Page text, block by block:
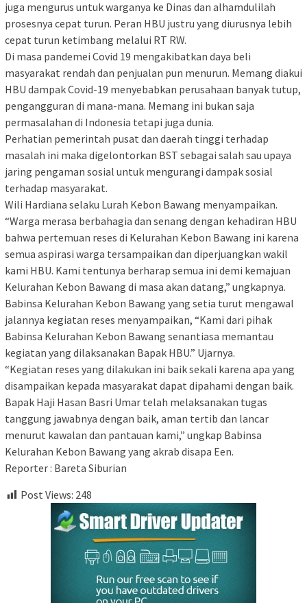
juga mengurus untuk warganya ke Dinas dan alhamdulilah
prosesnya cepat turun. Peran HBU justru yang diurusnya lebih
cepat turun ketimbang melalui RT RW.
Di masa pandemei Covid 19 mengakibatkan daya beli
masyarakat rendah dan penjualan pun menurun. Memang diakui
HBU dampak Covid-19 menyebabkan perusahaan banyak tutup,
pengangguran di mana-mana. Memang ini bukan saja
permasalahan di Indonesia tetapi juga dunia.
Perhatian pemerintah pusat dan daerah tinggi terhadap
masalah ini maka digelontorkan BST sebagai salah sau upaya
jaring pengaman sosial untuk mengurangi dampak sosial
terhadap masyarakat.
Wili Hardiana selaku Lurah Kebon Bawang menyampaikan.
“Warga merasa berbahagia dan senang dengan kehadiran HBU
bahwa pertemuan reses di Kelurahan Kebon Bawang ini karena
semua aspirasi warga tersampaikan dan diperjuangkan wakil
kami HBU. Kami tentunya berharap semua ini demi kemajuan
Kelurahan Kebon Bawang di masa akan datang,” ungkapnya.
Babinsa Kelurahan Kebon Bawang yang setia turut mengawal
jalannya kegiatan reses menyampaikan, “Kami dari pihak
Babinsa Kelurahan Kebon Bawang senantiasa memantau
kegiatan yang dilaksanakan Bapak HBU.” Ujarnya.
“Kegiatan reses yang dilakukan ini baik sekali karena apa yang
disampaikan kepada masyarakat dapat dipahami dengan baik.
Bapak Haji Hasan Basri Umar telah melaksanakan tugas
tanggung jawabnya dengan baik, aman tertib dan lancar
menurut kawalan dan pantauan kami,” ungkap Babinsa
Kelurahan Kebon Bawang yang akrab disapa Een.
Reporter : Bareta Siburian
Post Views: 248